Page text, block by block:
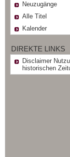
Neuzugänge
Alle Titel
Kalender
DIREKTE LINKS
Disclaimer
historischen